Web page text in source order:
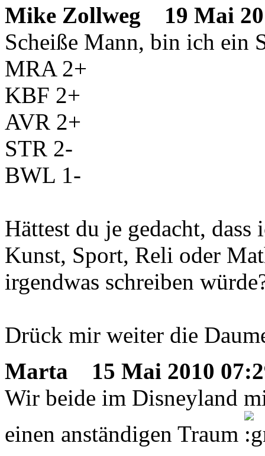
Mike Zollweg
19 Mai
Scheiße Mann, bin ich ein
MRA 2+
KBF 2+
AVR 2+
STR 2-
BWL 1-
Hättest du je gedacht,
Kunst, Sport, Reli oder
irgendwas schreiben
Drück mir weiter die
Marta
15 Mai 2010
Wir beide im Disneyland
einen anständigen Traum